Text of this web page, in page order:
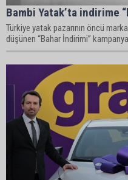
Bambi Yatak’ta indirime
Türkiye yatak pazarının öncü
düşünen “Bahar İndirimi”